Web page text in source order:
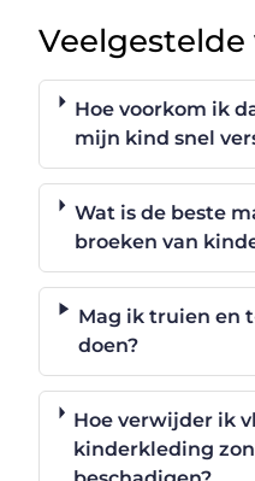
Veelgestelde
Hoe voorkom ik
mijn kind snel
Wat is de beste
broeken van
Mag ik truien en
doen?
Hoe verwijder ik
kinderkleding